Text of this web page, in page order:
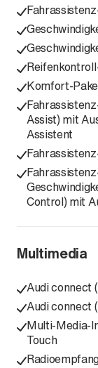
Komfort-
Assist) mit
Assistent
Control) mit
Multimedia
Audi connect
Audi connect
Multi-Media-
Touch